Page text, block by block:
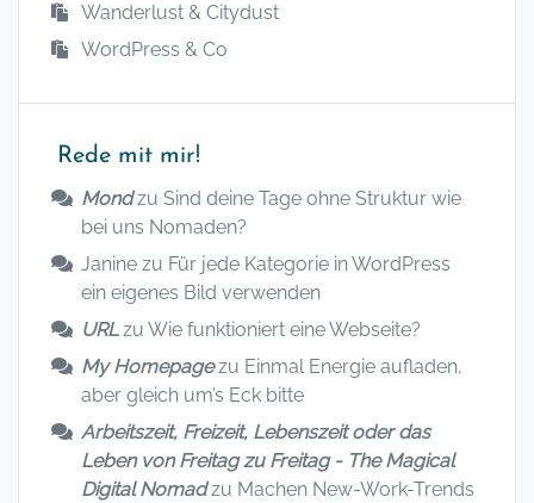
Wanderlust & Citydust
WordPress & Co
Rede mit mir!
Mondzu Sind deine Tage ohne Struktur wie
bei uns Nomaden?
Janine zu Für jede Kategorie in WordPress
ein eigenes Bild verwenden
URLzu Wie funktioniert eine Webseite?
My Homepagezu Einmal Energie aufladen,
aber gleich um’s Eck bitte
Arbeitszeit, Freizeit, Lebenszeit oder das
Leben von Freitag zu Freitag - The Magical
Digital Nomadzu Machen New-Work-Trends